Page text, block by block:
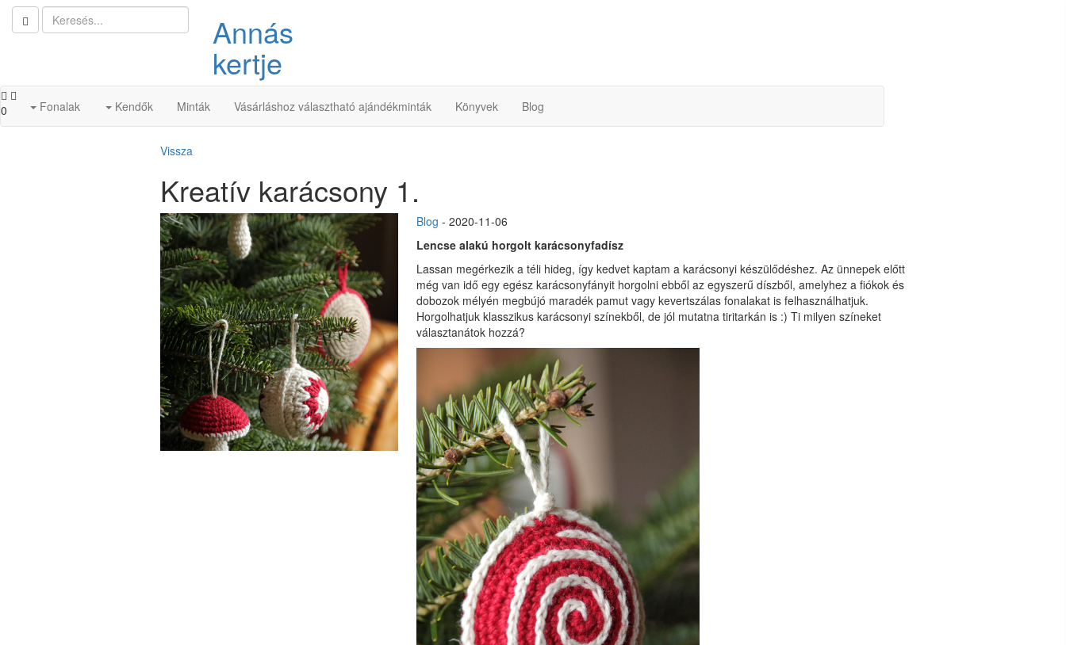
Annás
kertje
0 Fonalak Kendők Minták Vásárláshoz választható ajándékminták Könyvek Blog
Vissza
Kreatív karácsony 1.
Blog - 2020-11-06
Lencse alakú horgolt karácsonyfadísz
Lassan megérkezik a téli hideg, így kedvet kaptam a karácsonyi készülődéshez. Az ünnepek előtt
még van idő egy egész karácsonyfányit horgolni ebből az egyszerű díszből, amelyhez a fiókok és
dobozok mélyén megbújó maradék pamut vagy kevertszálas fonalakat is felhasználhatjuk.
Horgolhatjuk klasszikus karácsonyi színekből, de jól mutatna tiritarkán is :) Ti milyen színeket
választanátok hozzá?